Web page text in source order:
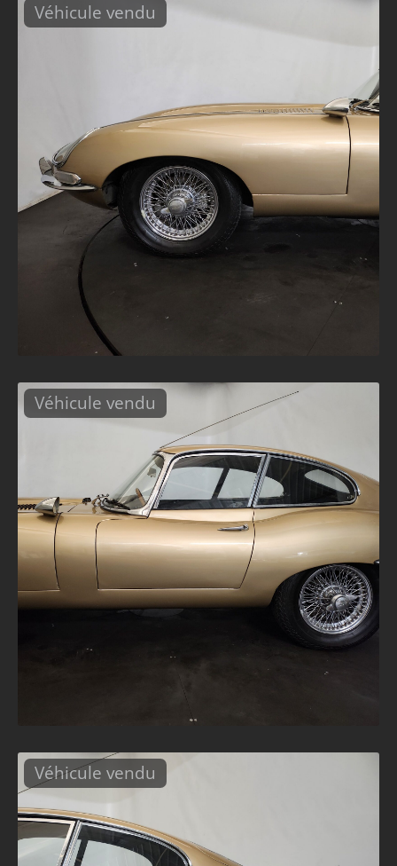
Véhicule vendu
Véhicule vendu
Véhicule vendu